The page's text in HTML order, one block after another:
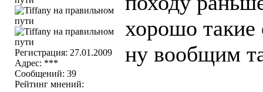
Регистрация: 27.01.2009
Адрес: ***
Сообщений: 39
Рейтинг мнений:
хорошо такие
ну вообщим